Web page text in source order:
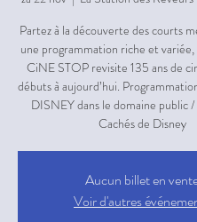
Partez à la découverte des courts
une programmation riche et
CiNE STOP revisite 135 ans de
débuts à aujourd’hui.
DISNEY dans le domaine public
Cachés de Disney
Aucun billet en
Voir d'autres